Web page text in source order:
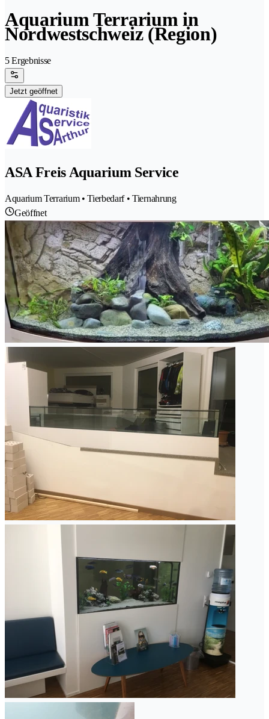
Aquarium Terrarium in
Nordwestschweiz (Region)
5 Ergebnisse
Jetzt geöffnet
ASA Freis Aquarium Service
Aquarium Terrarium • Tierbedarf • Tiernahrung
Geöffnet